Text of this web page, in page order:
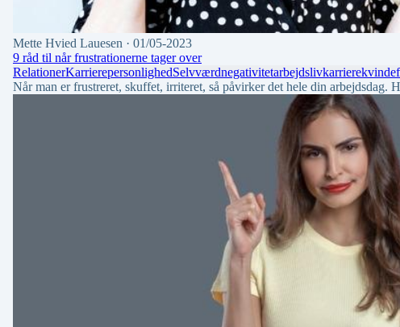
Mette Hvied Lauesen · 01/05-2023
9 råd til når frustrationerne tager over
RelationerKarrierepersonlighedSelvværdnegativitetarbejdslivkarrierekvinde
Når man er frustreret, skuffet, irriteret, så påvirker det hele din arbejdsdag.